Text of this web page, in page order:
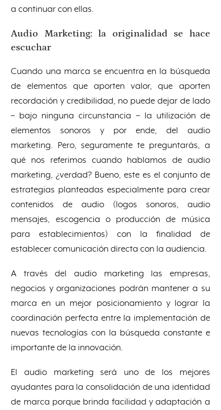
a continuar con ellas.
Audio Marketing: la originalidad se hace
escuchar
Cuando una marca se encuentra en la búsqueda
de elementos que aporten valor, que aporten
recordación y credibilidad, no puede dejar de lado
– bajo ninguna circunstancia – la utilización de
elementos sonoros y por ende, del audio
marketing. Pero, seguramente te preguntarás, a
qué nos referimos cuando hablamos de audio
marketing, ¿verdad? Bueno, este es el conjunto de
estrategias planteadas especialmente para crear
contenidos de audio (logos sonoros, audio
mensajes, escogencia o producción de música
para establecimientos) con la finalidad de
establecer comunicación directa con la audiencia.
A través del audio marketing las empresas,
negocios y organizaciones podrán mantener a su
marca en un mejor posicionamiento y lograr la
coordinación perfecta entre la implementación de
nuevas tecnologías con la búsqueda constante e
importante de la innovación.
El audio marketing será uno de los mejores
ayudantes para la consolidación de una identidad
de marca porque brinda facilidad y adaptación a